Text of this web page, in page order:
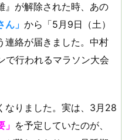
』が解除された時、あの
」 から「5月9日（土）
連絡が届きました。中村
で行われるマラソン大会
なりました。実は、3月28
を予定していたのが、